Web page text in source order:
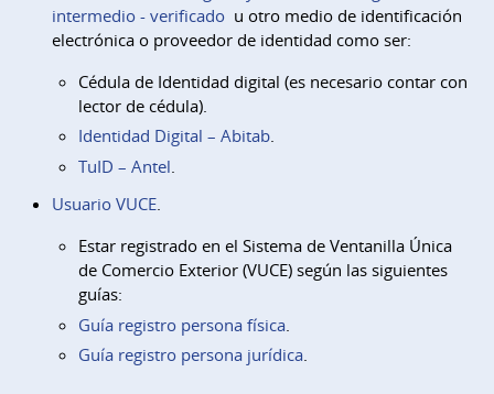
intermedio - verificadou otro medio de identificación
electrónica o proveedor de identidad como ser:
Cédula de Identidad digital (es necesario contar con
lector de cédula).
Identidad Digital – Abitab.
TuID – Antel
Usuario VUCE.
Estar registrado en el Sistema de Ventanilla Única
de Comercio Exterior (VUCE) según las siguientes
guías:
Guía registro persona física.
Guía registro persona jurídica.